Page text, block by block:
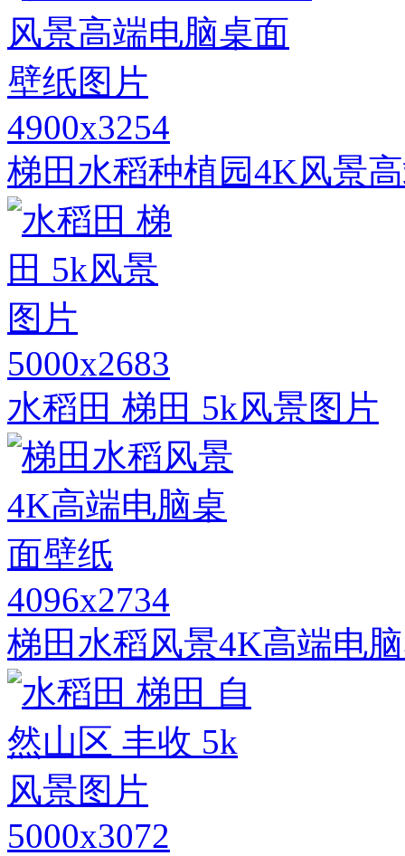
4900x3254
梯田水稻种植园4K风景
5000x2683
水稻田 梯田 5k风景图片
4096x2734
梯田水稻风景4K高端电
5000x3072